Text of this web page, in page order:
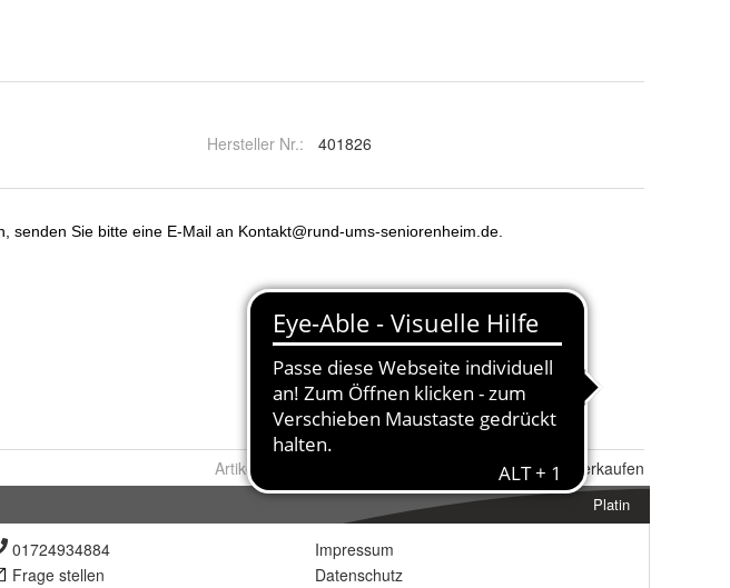
Hersteller Nr.: 401826
Artikel Nr.: ÄhnlichenArtikel verkaufen
Platin
01724934884
Frage stellen
Impressum
Datenschutz